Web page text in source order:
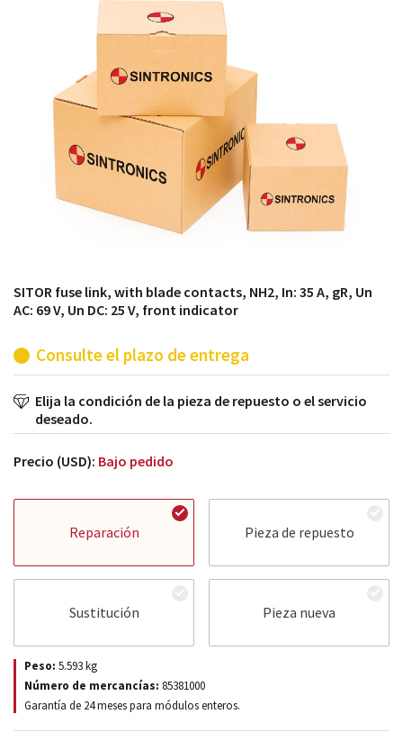
módulos antiguos a un alto nivel técnico o sustitución
de módulos descontinuados por módulos del propio
SITOR fuse link, with blade contacts, NH2, In: 35 A, gR, Un
AC: 69 V, Un DC: 25 V, front indicator
Consulte el plazo de entrega
Elija la condición de la pieza de repuesto o el servicio
deseado.
Precio (USD): Bajo pedido
Reparación Pieza de repuesto
Sustitución Pieza nueva
Peso: 5.593kg
Número de mercancías: 85381000
Garantía de 24 meses para módulos enteros.